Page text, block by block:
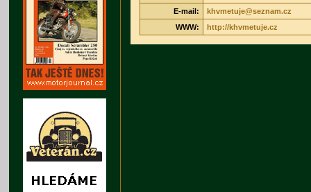
E-mail:
khvmetuje@seznam.cz
WWW:
http://khvmetuje.cz